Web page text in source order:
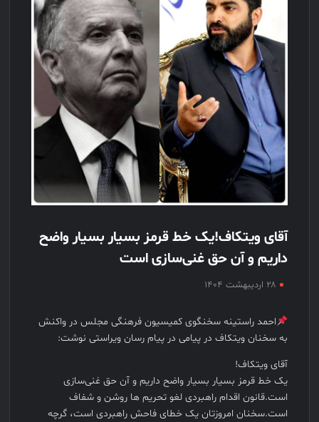
آقای ویتکاف!یک خط قرمز بسیار بسیار واضح
داریم و آن حق غنی‌سازی است
۲۸ اردیبهشت ۱۴۰۴
احمد راستینه سخنگوی کمیسیون فرهنگی مجلس در واکنش
به سخنان ویتکاف در پیامی در پیام رسان ویراستی نوشت:
آقای ویتکاف!
یک خط قرمز بسیار بسیار واضح داریم و آن حق غنی‌سازی
است.قانون اقدام راهبردی لغو تحریم ها روشن و شفاف
است.سخنان امروزتان یک خطای فاحش راهبردی است، گرچه